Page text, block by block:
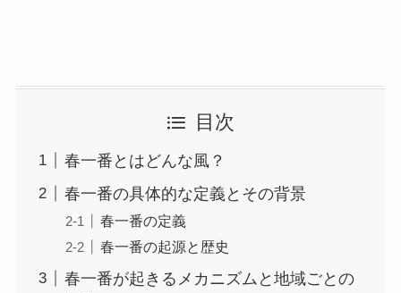
目次
春一番とはどんな風？
春一番の具体的な定義とその背景
春一番の定義
春一番の起源と歴史
春一番が起きるメカニズムと地域ごとの